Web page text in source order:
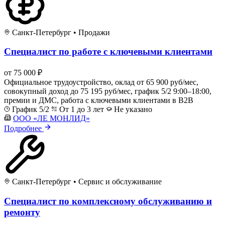
Санкт-Петербург • Продажи
Специалист по работе с ключевыми клиентами
от 75 000 ₽
Официальное трудоустройство, оклад от 65 900 руб/мес,
совокупный доход до 75 195 руб/мес, график 5/2 9:00–18:00,
премии и ДМС, работа с ключевыми клиентами в B2B
График 5/2
От 1 до 3 лет
Не указано
ООО «ЛЕ МОНЛИД»
Подробнее
Санкт-Петербург • Сервис и обслуживание
Специалист по комплексному обслуживанию и
ремонту